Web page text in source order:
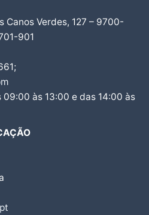
Canos Verdes, 127 – 9700-
901
09:00 às 13:00 e das 14:00 às